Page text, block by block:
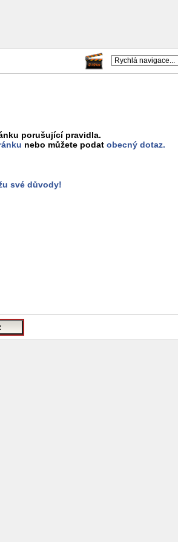
porušující pravidla.
nebo můžete podat obecný dotaz.
své důvody!